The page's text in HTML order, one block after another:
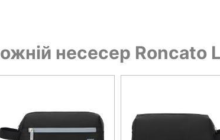
несесер Roncato